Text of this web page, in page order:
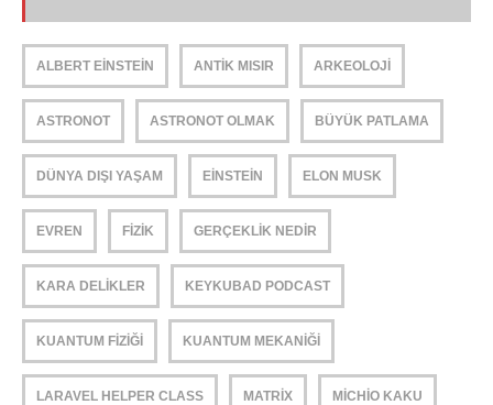
ALBERT EINSTEIN ANTIK MISIR ARKEOLOJI
ASTRONOT ASTRONOT OLMAK BÜYÜK PATLAMA
DÜNYA DIŞI YAŞAM EINSTEIN ELON MUSK
EVREN FIZIK GERÇEKLIK NEDIR
KARA DELIKLER KEYKUBAD PODCAST
KUANTUM FIZIĞI KUANTUM MEKANIĞI
LARAVEL HELPER CLASS MATRIX MICHIO KAKU